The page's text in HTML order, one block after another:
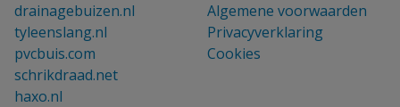
drainagebuizen.nl
tyleenslang.nl
pvcbuis.com
schrikdraad.net
haxo.nl
Algemene voorwaarden
Privacyverklaring
Cookies